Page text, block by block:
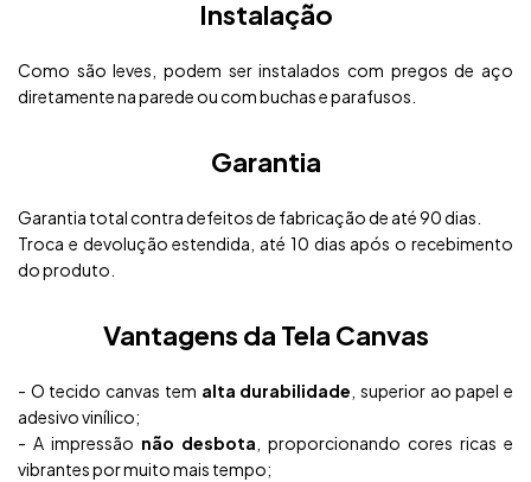
Instalação
Como são leves, podem ser instalados com pregos de aço
diretamente na parede ou com buchas e parafusos.
Garantia
Garantia total contra defeitos de fabricação de até 90 dias.
Troca e devolução estendida, até 10 dias após o recebimento
do produto.
Vantagens da Tela Canvas
- O tecido canvas tem alta durabilidade , superior ao papel e
adesivo vinílico;
- A impressão não desbota , proporcionando cores ricas e
vibrantes por muito mais tempo;